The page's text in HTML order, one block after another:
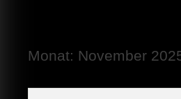
Monat: November